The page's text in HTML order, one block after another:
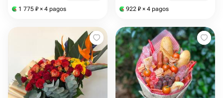
1 775 ₽ × 4 pagos 922 ₽ × 4 pagos